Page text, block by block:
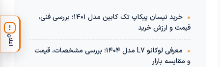
•
خرید نیسان پیکاپ تک کابین مدل ۱۴۰۱؛ بررسی فنی،
قیمت و ارزش خرید
•
معرفی لوکانو L7 مدل ۱۴۰۴؛ بررسی مشخصات، قیمت
و مقایسه بازار
!
اعلان